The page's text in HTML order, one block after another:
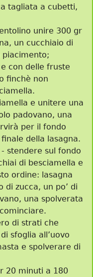
tagliata a cubetti,
unire 300 gr
un cucchiaio di
piacimento;
con delle fruste
finchè non
e unitere una
padovano, una
per il fondo
della lasagna.
stendere sul fondo
di besciamella e
ordine: lasagna
di zucca, un po’ di
una spolverata
di strati che
sfoglia all’uovo
e spolverare di
20 minuti a 180